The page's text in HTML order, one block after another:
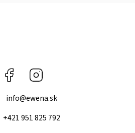
Facebook
info@ewena.sk
+421 951 825 792